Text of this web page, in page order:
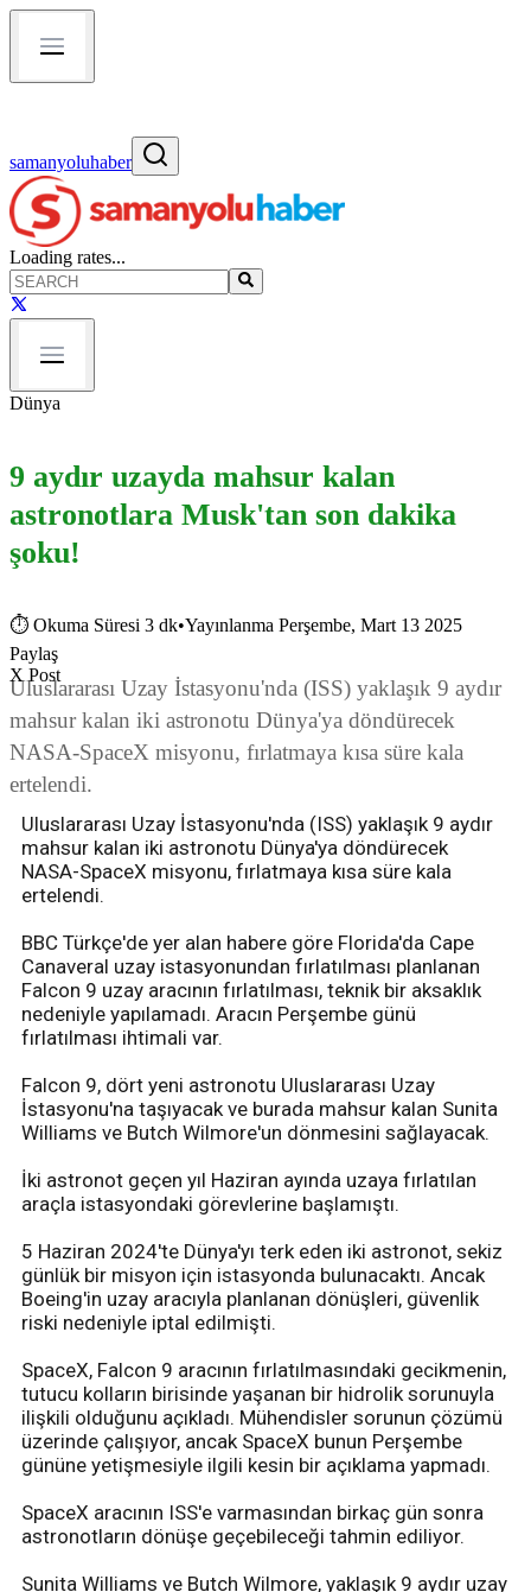
samanyoluhaber
Loading rates...
Dünya
9 aydır uzayda mahsur kalan
astronotlara Musk'tan son dakika
şoku!
⏱ Okuma Süresi 3 dk•Yayınlanma Perşembe, Mart 13 2025
Paylaş
X Post
Uluslararası Uzay İstasyonu'nda (ISS) yaklaşık 9 aydır
mahsur kalan iki astronotu Dünya'ya döndürecek
NASA-SpaceX misyonu, fırlatmaya kısa süre kala
ertelendi.
Uluslararası Uzay İstasyonu'nda (ISS) yaklaşık 9 aydır
mahsur kalan iki astronotu Dünya'ya döndürecek
NASA-SpaceX misyonu, fırlatmaya kısa süre kala
ertelendi.
BBC Türkçe'de yer alan habere göre Florida'da Cape
Canaveral uzay istasyonundan fırlatılması planlanan
Falcon 9 uzay aracının fırlatılması, teknik bir aksaklık
nedeniyle yapılamadı. Aracın Perşembe günü
fırlatılması ihtimali var.
Falcon 9, dört yeni astronotu Uluslararası Uzay
İstasyonu'na taşıyacak ve burada mahsur kalan Sunita
Williams ve Butch Wilmore'un dönmesini sağlayacak.
İki astronot geçen yıl Haziran ayında uzaya fırlatılan
araçla istasyondaki görevlerine başlamıştı.
5 Haziran 2024'te Dünya'yı terk eden iki astronot, sekiz
günlük bir misyon için istasyonda bulunacaktı. Ancak
Boeing'in uzay aracıyla planlanan dönüşleri, güvenlik
riski nedeniyle iptal edilmişti.
SpaceX, Falcon 9 aracının fırlatılmasındaki gecikmenin,
tutucu kolların birisinde yaşanan bir hidrolik sorunuyla
ilişkili olduğunu açıkladı. Mühendisler sorunun çözümü
üzerinde çalışıyor, ancak SpaceX bunun Perşembe
gününe yetişmesiyle ilgili kesin bir açıklama yapmadı.
SpaceX aracının ISS'e varmasından birkaç gün sonra
astronotların dönüşe geçebileceği tahmin ediliyor.
Sunita Williams ve Butch Wilmore, yaklaşık 9 aydır uzay